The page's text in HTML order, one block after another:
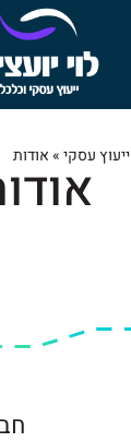
ייעוץ עסקי»אודות